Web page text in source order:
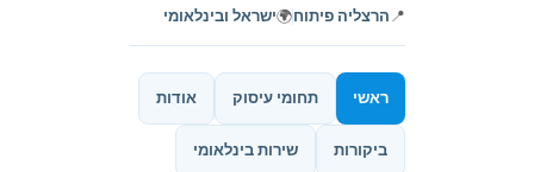
📍הרצליה פיתוח🌍ישראל ובינלאומי
ראשי תחומי עיסוק אודות
ביקורות שירות בינלאומי